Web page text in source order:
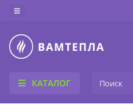
КАТАЛОГ